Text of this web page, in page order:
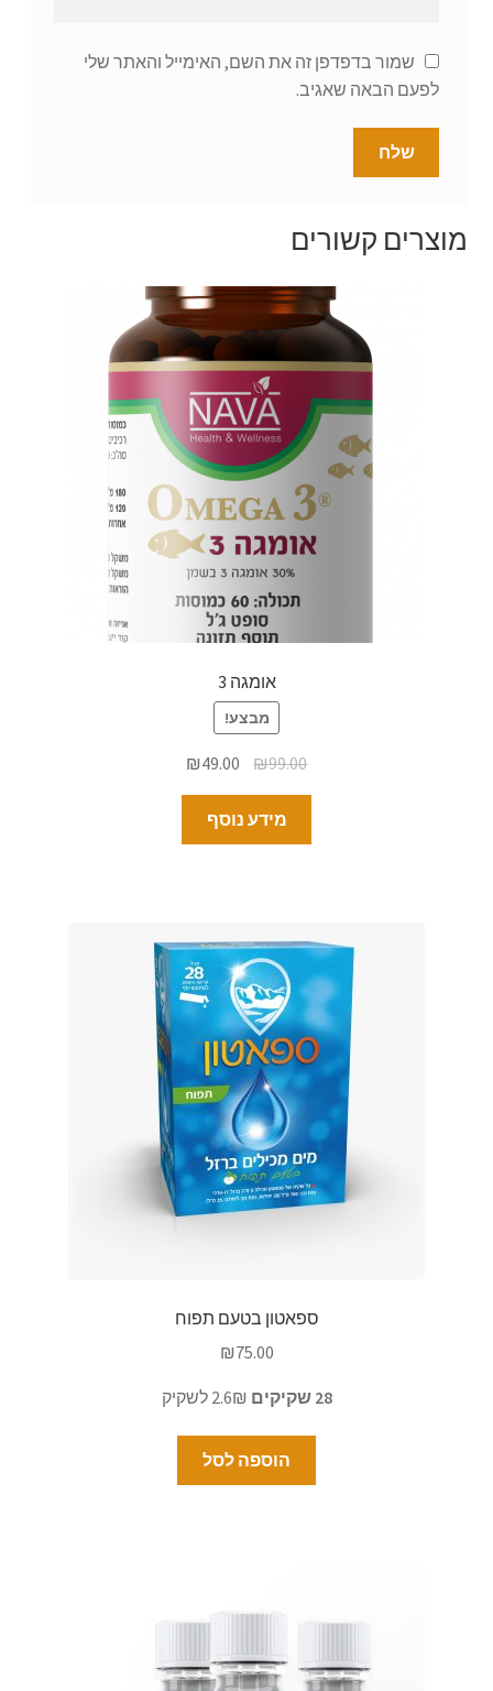
שמור בדפדפן זה את השם, האימייל והאתר שלי
לפעם הבאה שאגיב.
מוצרים קשורים
אומגה 3
מבצע!
₪99.00
₪49.00
מידע נוסף
ספאטון בטעם תפוח
₪75.00
28 שקיקים
הוספה לסל